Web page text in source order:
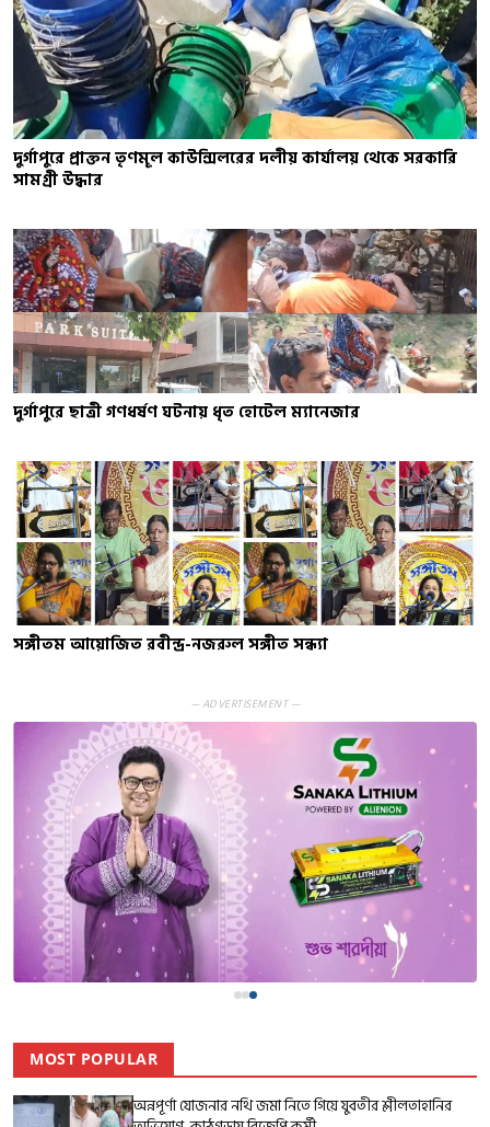
দুর্গাপুরে প্রাক্তন তৃণমূল কাউন্সিলরের দলীয় কার্যালয় থেকে সরকারি
সামগ্রী উদ্ধার
দুর্গাপুরে ছাত্রী গণধর্ষণ ঘটনায় ধৃত হোটেল ম্যানেজার
সঙ্গীতম আয়োজিত রবীন্দ্র-নজরুল সঙ্গীত সন্ধ্যা
— ADVERTISEMENT —
MOST POPULAR
অন্নপূর্ণা যোজনার নথি জমা নিতে গিয়ে যুবতীর শ্লীলতাহানির